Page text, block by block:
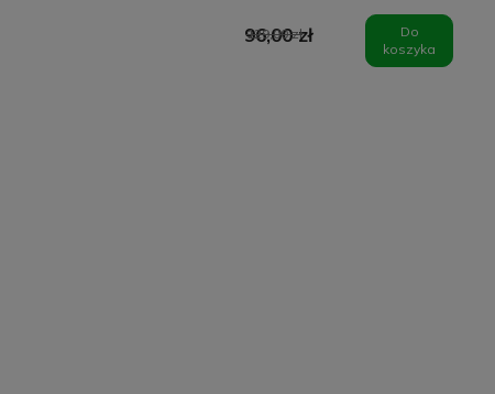
96,00 zł
129,00 zł
Do
koszyka